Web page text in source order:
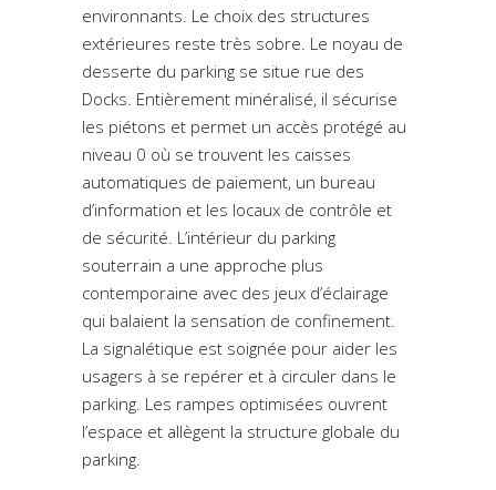
environnants. Le choix des structures
extérieures reste très sobre. Le noyau de
desserte du parking se situe rue des
Docks. Entièrement minéralisé, il sécurise
les piétons et permet un accès protégé au
niveau 0 où se trouvent les caisses
automatiques de paiement, un bureau
d’information et les locaux de contrôle et
de sécurité. L’intérieur du parking
souterrain a une approche plus
contemporaine avec des jeux d’éclairage
qui balaient la sensation de confinement.
La signalétique est soignée pour aider les
usagers à se repérer et à circuler dans le
parking. Les rampes optimisées ouvrent
l’espace et allègent la structure globale du
parking.